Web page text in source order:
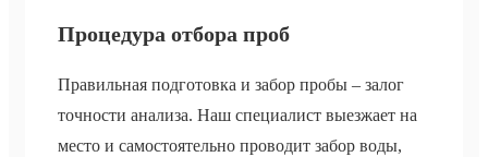
Процедура отбора проб
Правильная подготовка и забор пробы – залог
точности анализа. Наш специалист выезжает на
место и самостоятельно проводит забор воды,